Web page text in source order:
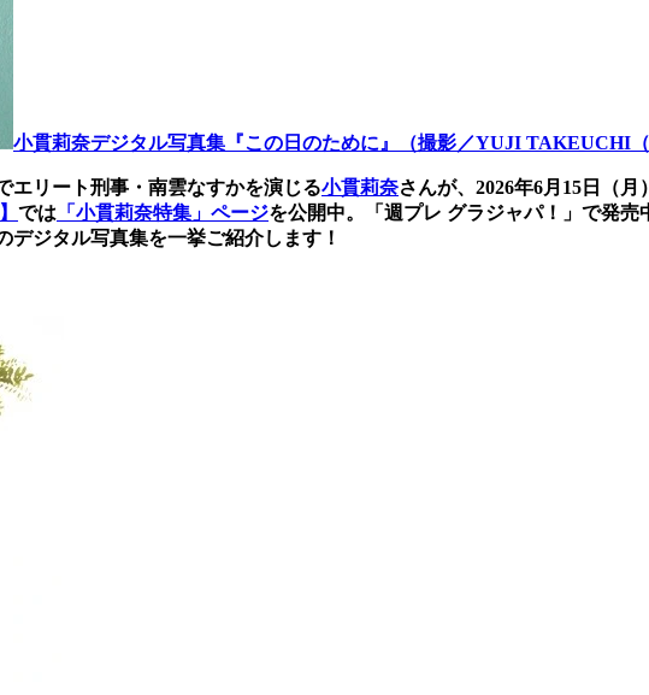
小貫莉奈デジタル写真集『この日のために』（撮影／YUJI TAKEUCHI
エリート刑事・南雲なすかを演じる小貫莉奈さんが、2026年6月15日（月
では 「小貫莉奈特集」ページを公開中。「週プレ グラジャパ！」で発
ジタル写真集を一挙ご紹介します！